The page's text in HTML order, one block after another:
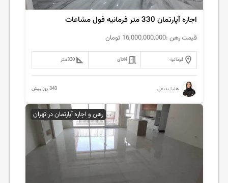
اجاره آپارتمان 330 متر فرمانیه فول مشاعات
قیمت رهن :16,000,000,000 تومان
فرمانیه 4اتاق 330متر
هلیا بدیعی 840 روز پیش
رهن و اجاره آپارتمان در تهران